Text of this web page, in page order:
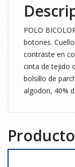
POLO
botones.
contraste en
cinta de tejido
bolsillo de
algodon, 40%